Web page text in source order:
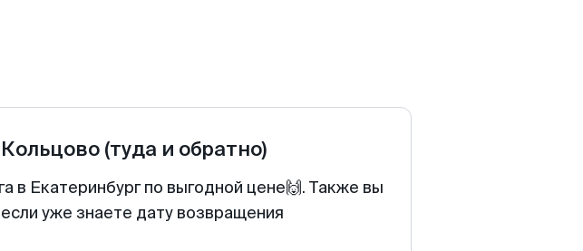
Кольцово (туда и обратно)
в Екатеринбург по выгодной цене🙌. Также вы
уже знаете дату возвращения